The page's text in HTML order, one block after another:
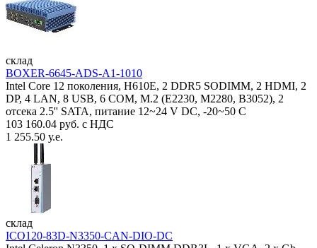
склад
BOXER-6645-ADS-A1-1010
Intel Core 12 поколения, H610E, 2 DDR5 SODIMM, 2 HDMI, 2
DP, 4 LAN, 8 USB, 6 COM, M.2 (E2230, M2280, B3052), 2
отсека 2.5'' SATA, питание 12~24 V DC, -20~50 C
103 160.04 руб. с НДС
1 255.50 у.е.
склад
ICO120-83D-N3350-CAN-DIO-DC